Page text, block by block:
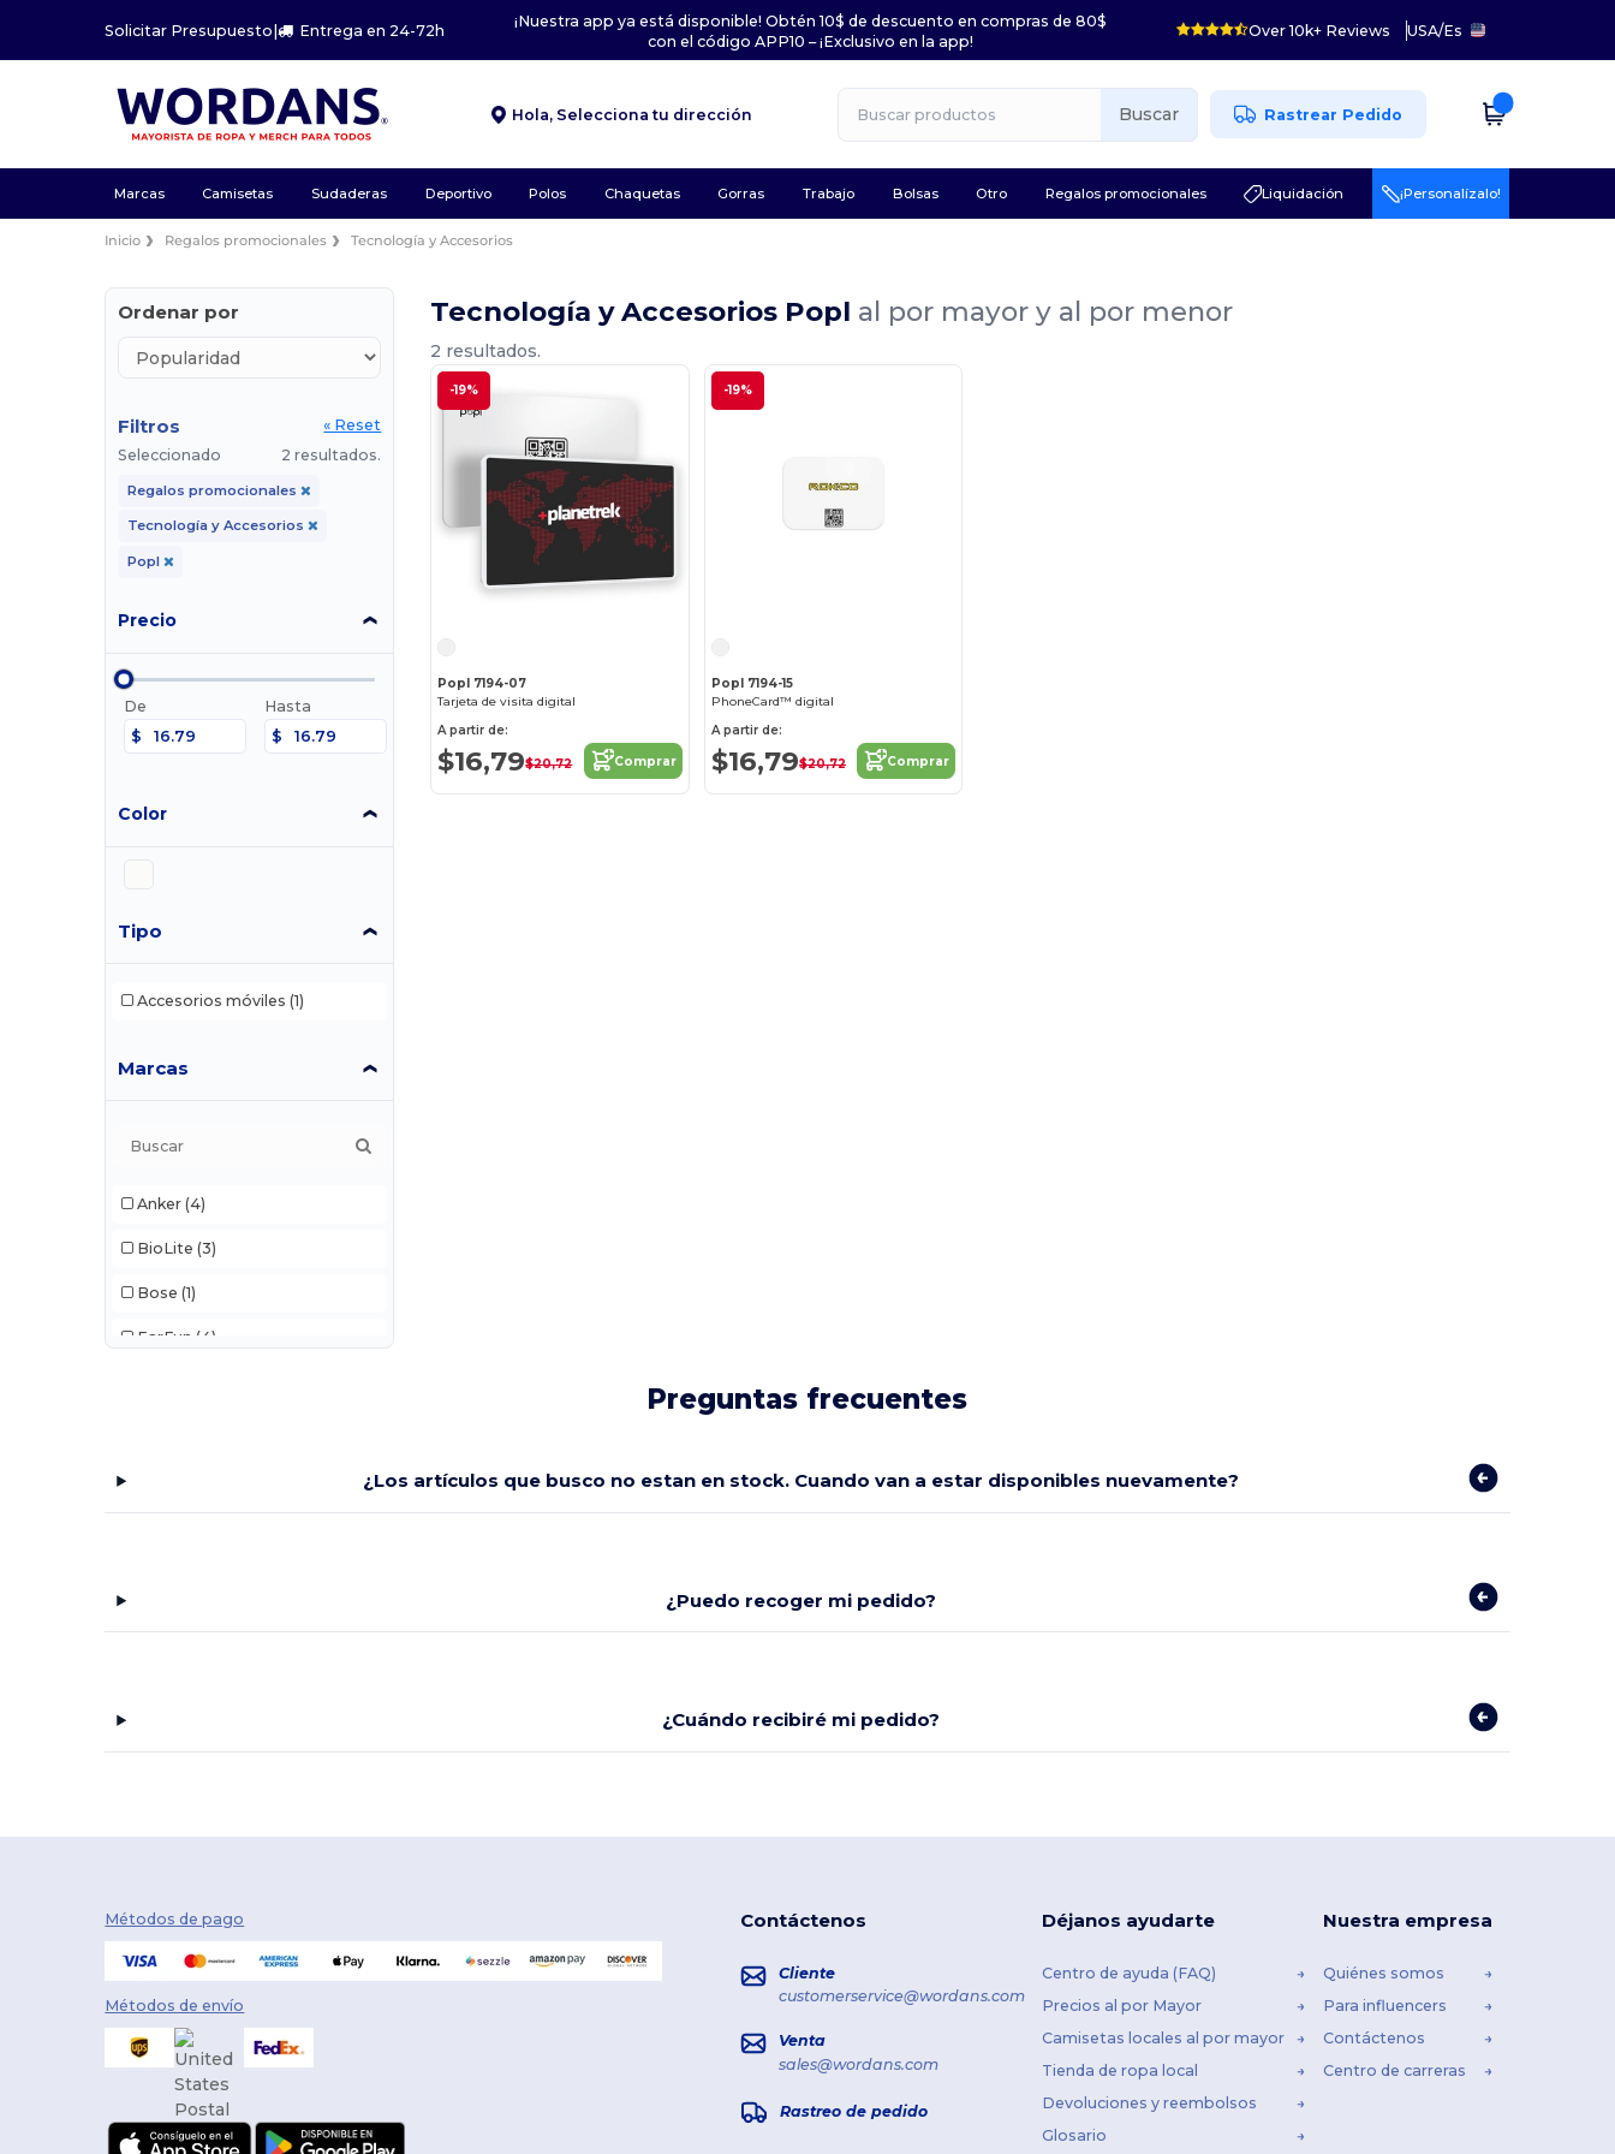
Solicitar Presupuesto| Entrega en 24-72h
¡Nuestra app ya está disponible! Obtén 10$ de descuento en compras de 80$
con el código APP10 – ¡Exclusivo en la app!
Over 10k+ Reviews USA/Es
Hola, Selecciona tu dirección Buscar Rastrear Pedido
Marcas Camisetas Sudaderas Deportivo Polos Chaquetas Gorras Trabajo Bolsas Otro Regalos promocionales Liquidación ¡Personalízalo!
Inicio Regalos promocionales Tecnología y Accesorios
Ordenar por
Filtros
« Reset
Seleccionado
2 resultados.
Regalos promocionales
Tecnología y Accesorios
Popl
Precio
De
$
Hasta
$
Color
Tipo
Accesorios móviles (1)
Marcas
Anker (4)
BioLite (3)
Bose (1)
EarFun (4)
ILIVE (3)
XD Connects (1)
Tecnología y Accesorios Popl al por mayor y al por menor
2 resultados.
-19%
Popl 7194-07
Tarjeta de visita digital
A partir de:
$16,79$20,72 Comprar
-19%
Popl 7194-15
PhoneCard™ digital
A partir de:
$16,79$20,72 Comprar
Preguntas frecuentes
¿Los artículos que busco no estan en stock. Cuando van a estar disponibles nuevamente?
¿Puedo recoger mi pedido?
¿Cuándo recibiré mi pedido?
Métodos de pago
Métodos de envío
Contáctenos
Cliente
customerservice@wordans.com
Venta
sales@wordans.com
Rastreo de pedido
Déjanos ayudarte
Centro de ayuda (FAQ)
Precios al por Mayor
Camisetas locales al por mayor
Tienda de ropa local
Devoluciones y reembolsos
Glosario
Nuestra empresa
Quiénes somos
Para influencers
Contáctenos
Centro de carreras